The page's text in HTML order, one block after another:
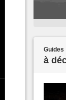
Guides
à